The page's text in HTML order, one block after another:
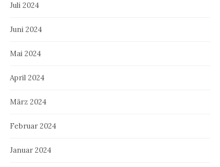
Juli 2024
Juni 2024
Mai 2024
April 2024
März 2024
Februar 2024
Januar 2024